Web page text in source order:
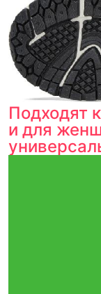
Подходят
и для